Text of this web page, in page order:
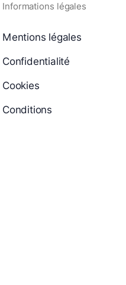
Informations légales
Mentions légales
Confidentialité
Cookies
Conditions